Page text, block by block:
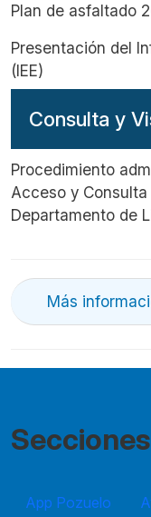
Plan de asfaltado
Presentación del
(IEE)
Consulta y
Procedimiento
Acceso y
Departamento de
Más
Secciones
App Pozuelo